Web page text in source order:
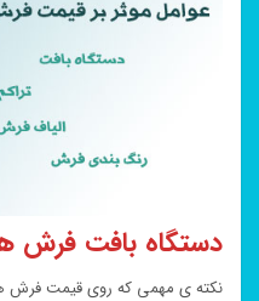
دستگاه بافت فرش های ۷۰۰